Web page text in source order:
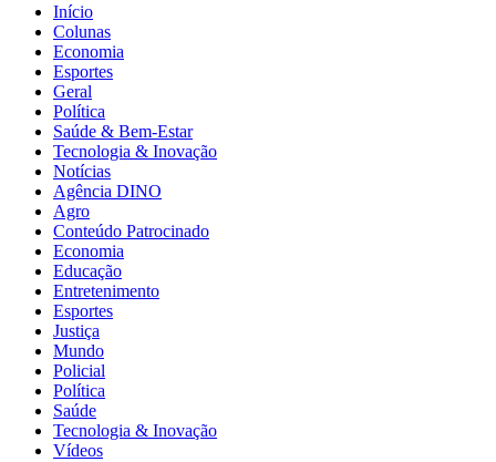
Início
Colunas
Economia
Esportes
Geral
Política
Saúde & Bem-Estar
Tecnologia & Inovação
Notícias
Agência DINO
Agro
Conteúdo Patrocinado
Economia
Educação
Entretenimento
Esportes
Justiça
Mundo
Policial
Política
Saúde
Tecnologia & Inovação
Vídeos